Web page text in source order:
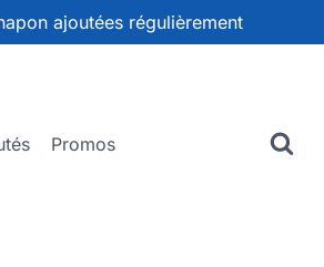
ajoutées régulièrement
Promos